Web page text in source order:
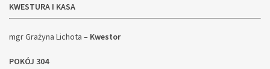
KWESTURA I KASA
mgr Grażyna Lichota – Kwestor
POKÓJ 304